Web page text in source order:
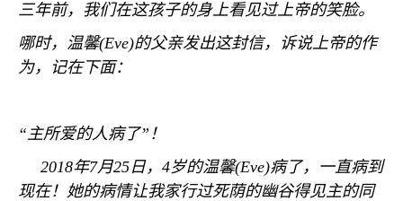
三年前，我们在这孩子的身上看见过上帝的笑脸。
哪时，温馨(Eve)的父亲发出这封信，诉说上帝的作
为，记在下面：
“主所爱的人病了”！
2018年7月25日， 4岁的温馨(Eve)病了，一直病到
现在！她的病情让我家行过死荫的幽谷得见主的同